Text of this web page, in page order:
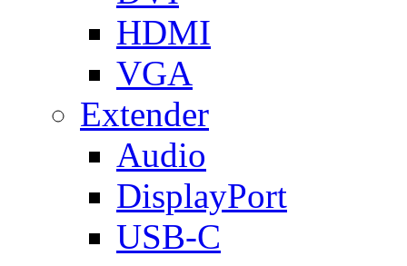
HDMI
VGA
Extender
Audio
DisplayPort
USB-C